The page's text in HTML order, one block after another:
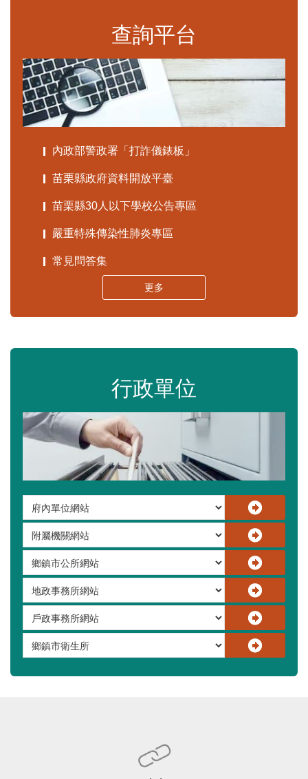
查詢平台
內政部警政署「打詐儀錶板」
苗栗縣政府資料開放平臺
苗栗縣30人以下學校公告專區
嚴重特殊傳染性肺炎專區
常見問答集
更多
行政單位